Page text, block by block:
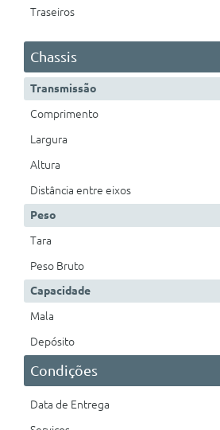
Traseiros
Chassis
Transmissão
Comprimento
Largura
Altura
Distância entre eixos
Peso
Tara
Peso Bruto
Capacidade
Mala
Depósito
Condições
Data de Entrega